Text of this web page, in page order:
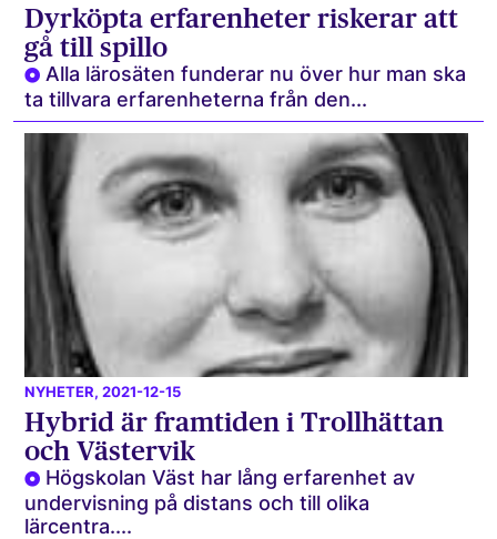
Dyrköpta erfarenheter riskerar att
gå till spillo
Alla lärosäten funderar nu över hur man ska
ta tillvara erfarenheterna från den...
NYHETER, 2021-12-15
Hybrid är framtiden i Trollhättan
och Västervik
Högskolan Väst har lång erfarenhet av
undervisning på distans och till olika
lärcentra....